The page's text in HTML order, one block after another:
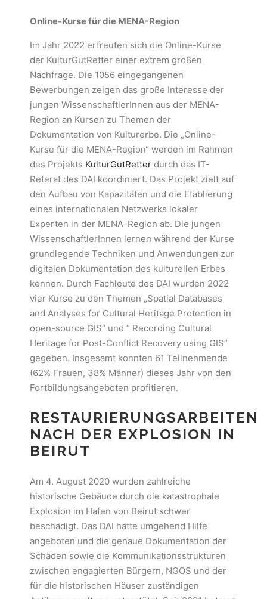
Online-Kurse für die MENA-Region
Im Jahr 2022 erfreuten sich die Online-Kurse
der KulturGutRetter einer extrem großen
Nachfrage. Die 1056 eingegangenen
Bewerbungen zeigen das große Interesse der
jungen WissenschaftlerInnen aus der MENA-
Region an Kursen zu Themen der
Dokumentation von Kulturerbe. Die „Online-
Kurse für die MENA-Region“ werden im Rahmen
des Projekts KulturGutRetter durch das IT-
Referat des DAI koordiniert. Das Projekt zielt auf
den Aufbau von Kapazitäten und die Etablierung
eines internationalen Netzwerks lokaler
Experten in der MENA-Region ab. Die jungen
WissenschaftlerInnen lernen während der Kurse
grundlegende Techniken und Anwendungen zur
digitalen Dokumentation des kulturellen Erbes
kennen. Durch Fachleute des DAI wurden 2022
vier Kurse zu den Themen „Spatial Databases
and Analyses for Cultural Heritage Protection in
open-source GIS“ und “ Recording Cultural
Heritage for Post-Conflict Recovery using GIS”
gegeben. Insgesamt konnten 61 Teilnehmende
(62% Frauen, 38% Männer) dieses Jahr von den
Fortbildungsangeboten profitieren.
RESTAURIERUNGSARBEITEN
NACH DER EXPLOSION IN
BEIRUT
Am 4. August 2020 wurden zahlreiche
historische Gebäude durch die katastrophale
Explosion im Hafen von Beirut schwer
beschädigt. Das DAI hatte umgehend Hilfe
angeboten und die genaue Dokumentation der
Schäden sowie die Kommunikationsstrukturen
zwischen engagierten Bürgern, NGOS und der
für die historischen Häuser zuständigen